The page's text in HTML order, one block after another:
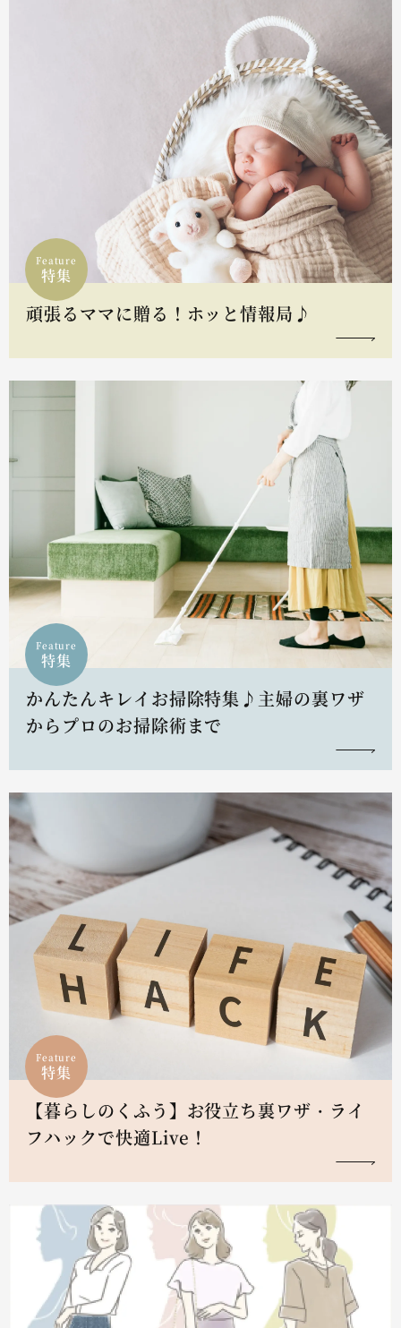
Feature
特集
頑張るママに贈る！ホッと情報局♪
Feature
特集
かんたんキレイお掃除特集♪主婦の裏ワザ
からプロのお掃除術まで
Feature
特集
【暮らしのくふう】お役立ち裏ワザ・ライ
フハックで快適Live！